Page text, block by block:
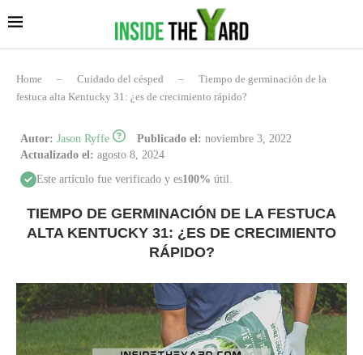
Home – Cuidado del césped –
Tiempo de germinación de la
festuca alta Kentucky 31: ¿es de crecimiento rápido?
Autor: Jason Ryffe Publicado el: noviembre 3, 2022
Actualizado el: agosto 8, 2024
Este artículo fue verificado y es100% útil.
TIEMPO DE GERMINACIÓN DE LA FESTUCA
ALTA KENTUCKY 31: ¿ES DE CRECIMIENTO
RÁPIDO?